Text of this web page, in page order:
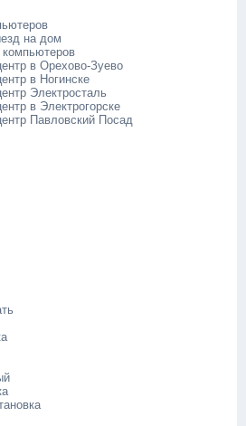
на дом
в Орехово-Зуево
в Ногинске
Электросталь
в Электрогорске
Павловский Посад